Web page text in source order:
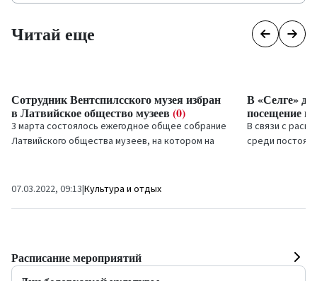
Читай еще
Сотрудник Вентспилсского музея избран
в Латвийское общество музеев (0)
3 марта состоялось ежегодное общее собрание
Латвийского общества музеев, на котором на
07.03.2022, 09:13|Культура и отдых
В «Селге»
посещение
В связи с
среди
Расписание мероприятий